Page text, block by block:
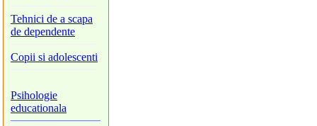
Tehnici de a scapa
de dependente
Copii si adolescenti
Psihologie
educationala